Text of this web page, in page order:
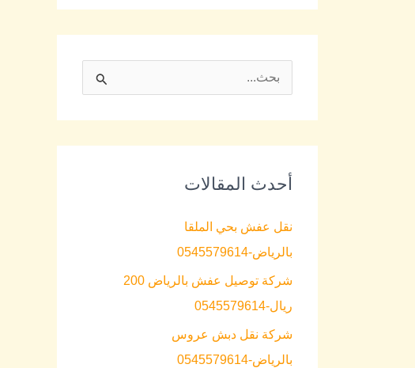
f
o
r
:
أحدث المقالات
نقل عفش بحي الملقا
بالرياض-0545579614
شركة توصيل عفش بالرياض 200
ريال-0545579614
شركة نقل دبش عروس
بالرياض-0545579614